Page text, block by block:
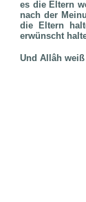
es die Eltern
nach der
die Eltern
erwünscht
Und Allâh